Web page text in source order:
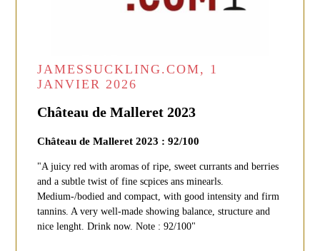
JAMESSUCKLING.COM, 1
JANVIER 2026
Château de Malleret 2023
Château de Malleret 2023 : 92/100
"A juicy red with aromas of ripe, sweet currants and berries
and a subtle twist of fine scpices ans minearls.
Medium-/bodied and compact, with good intensity and firm
tannins. A very well-made showing balance, structure and
nice lenght. Drink now. Note : 92/100"